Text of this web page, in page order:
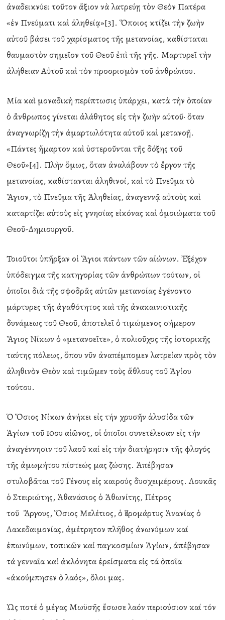
ἀναδεικνύει τοῦτον ἄξιον νὰ λατρεύῃ τὸν Θεὸν Πατέρα
«ἐν Πνεύματι καὶ ἀληθείᾳ»[3]. Ὅποιος κτίζει τὴν ζωὴν
αὐτοῦ βάσει τοῦ χαρίσματος τῆς μετανοίας, καθίσταται
θαυμαστὸν σημεῖον τοῦ Θεοῦ ἐπὶ τῆς γῆς. Μαρτυρεῖ τὴν
ἀλήθειαν Αὐτοῦ καὶ τὸν προορισμὸν τοῦ ἀνθρώπου.
Μία καὶ μοναδικὴ περίπτωσις ὑπάρχει, κατὰ τὴν ὁποίαν
ὁ ἄνθρωπος γίνεται ἀλάθητος εἰς τὴν ζωὴν αὐτοῦ· ὅταν
ἀναγνωρίζῃ τὴν ἁμαρτωλότητα αὐτοῦ καὶ μετανοῇ.
«Πάντες ἥμαρτον καὶ ὑστεροῦνται τῆς δόξης τοῦ
Θεοῦ»[4]. Πλὴν ὅμως, ὅταν ἀναλάβουν τὸ ἔργον τῆς
μετανοίας, καθίστανται ἀληθινοί, καὶ τὸ Πνεῦμα τὸ
Ἅγιον, τὸ Πνεῦμα τῆς Ἀληθείας, ἀναγεννᾷ αὐτοὺς καὶ
καταρτίζει αὐτοὺς εἰς γνησίας εἰκόνας καὶ ὁμοιώματα τοῦ
Θεοῦ-Δημιουργοῦ.
Τοιοῦτοι ὑπῆρξαν οἱ Ἅγιοι πάντων τῶν αἰώνων. Ἐξέχον
ὑπόδειγμα τῆς κατηγορίας τῶν ἀνθρώπων τούτων, οἱ
ὁποῖοι διὰ τῆς σφοδρᾶς αὐτῶν μετανοίας ἐγένοντο
μάρτυρες τῆς ἀγαθότητος καὶ τῆς ἀνακαινιστικῆς
δυνάμεως τοῦ Θεοῦ, ἀποτελεῖ ὁ τιμώμενος σήμερον
Ἅγιος Νίκων ὁ «μετανοεῖτε», ὁ πολιοῦχος τῆς ἱστορικῆς
ταύτης πόλεως, ὅπου νῦν ἀναπέμπομεν λατρείαν πρὸς τὸν
ἀληθινὸν Θεὸν καὶ τιμῶμεν τοὺς ἄθλους τοῦ Ἁγίου
τούτου.
Ὁ Ὅσιος Νίκων ἀνήκει εἰς τήν χρυσῆν ἁλυσίδα τῶν
Ἁγίων τοῦ 10ου αἰῶνος, οἱ ὁποῖοι συνετέλεσαν εἰς τήν
ἀναγέννησιν τοῦ λαοῦ καί εἰς τήν διατήρησιν τῆς φλογός
τῆς ἀμωμήτου πίστεώς μας ζώσης. Ἀπέβησαν
στυλοβᾶται τοῦ Γένους εἰς καιρούς δυσχειμέρους. Λουκᾶς
ὁ Στειριώτης, Ἀθανάσιος ὁ Ἀθωνίτης, Πέτρος
τοῦ Ἄργους, Ὅσιος Μελέτιος, ὁ Ἱερομάρτυς Ἀνανίας ὁ
Λακεδαιμονίας, ἀμέτρητον πλῆθος ἀνωνύμων καί
ἐπωνύμων, τοπικῶν καί παγκοσμίων Ἁγίων, ἀπέβησαν
τά γενναῖα καί ἀκλόνητα ἐρείσματα εἰς τά ὁποῖα
«ἀκούμπησεν ὁ λαός», ὅλοι μας.
Ὡς ποτέ ὁ μέγας Μωϋσῆς ἔσωσε λαόν περιούσιον καί τόν